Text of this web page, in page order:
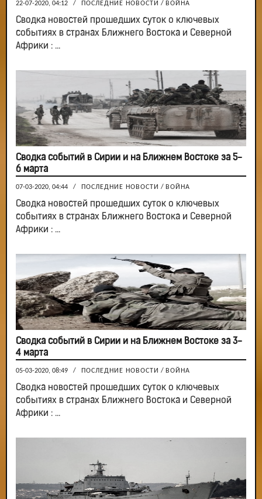
22-07-2020, 04:12 / ПОСЛЕДНИЕ НОВОСТИ / ВОЙНА
Сводка новостей прошедших суток о ключевых
событиях в странах Ближнего Востока и Северной
Африки : ...
Сводка событий в Сирии и на Ближнем Востоке за 5-
6 марта
07-03-2020, 04:44 / ПОСЛЕДНИЕ НОВОСТИ / ВОЙНА
Сводка новостей прошедших суток о ключевых
событиях в странах Ближнего Востока и Северной
Африки : ...
Сводка событий в Сирии и на Ближнем Востоке за 3-
4 марта
05-03-2020, 08:49 / ПОСЛЕДНИЕ НОВОСТИ / ВОЙНА
Сводка новостей прошедших суток о ключевых
событиях в странах Ближнего Востока и Северной
Африки : ...